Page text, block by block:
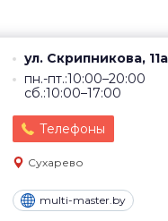
ул. Скрипникова, 11а
пн.-пт.:10:00–20:00
сб.:10:00–17:00
Телефоны
Сухарево
multi-master.by